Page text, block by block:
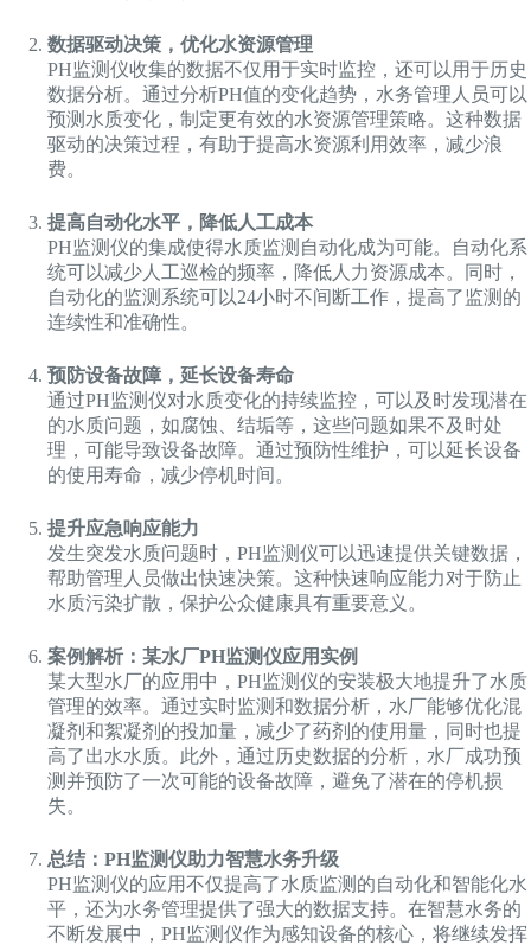
数据驱动决策，优化水资源管理
PH监测仪收集的数据不仅用于实时监控，还可以用于历史
数据分析。通过分析PH值的变化趋势，水务管理人员可以
预测水质变化，制定更有效的水资源管理策略。这种数据
驱动的决策过程，有助于提高水资源利用效率，减少浪
费。
提高自动化水平，降低人工成本
PH监测仪的集成使得水质监测自动化成为可能。自动化系
统可以减少人工巡检的频率，降低人力资源成本。同时，
自动化的监测系统可以24小时不间断工作，提高了监测的
连续性和准确性。
预防设备故障，延长设备寿命
通过PH监测仪对水质变化的持续监控，可以及时发现潜在
的水质问题，如腐蚀、结垢等，这些问题如果不及时处
理，可能导致设备故障。通过预防性维护，可以延长设备
的使用寿命，减少停机时间。
提升应急响应能力
发生突发水质问题时，PH监测仪可以迅速提供关键数据，
帮助管理人员做出快速决策。这种快速响应能力对于防止
水质污染扩散，保护公众健康具有重要意义。
案例解析：某水厂PH监测仪应用实例
某大型水厂的应用中，PH监测仪的安装极大地提升了水质
管理的效率。通过实时监测和数据分析，水厂能够优化混
凝剂和絮凝剂的投加量，减少了药剂的使用量，同时也提
高了出水水质。此外，通过历史数据的分析，水厂成功预
测并预防了一次可能的设备故障，避免了潜在的停机损
失。
总结：PH监测仪助力智慧水务升级
PH监测仪的应用不仅提高了水质监测的自动化和智能化水
平，还为水务管理提供了强大的数据支持。在智慧水务的
不断发展中，PH监测仪作为感知设备的核心，将继续发挥